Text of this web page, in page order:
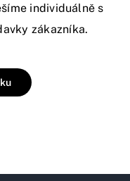
individuálně s
zákazníka.